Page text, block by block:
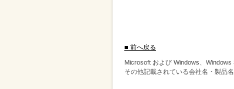
■ 前へ戻る
Microsoft および Windows、
その他記載されている会社名・製品